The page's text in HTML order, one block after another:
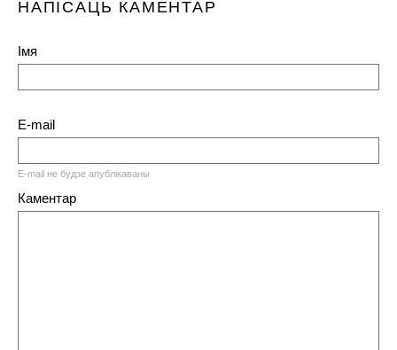
НАПІСАЦЬ КАМЕНТАР
Імя
E-mail
E-mail не будзе апублікаваны
Каментар